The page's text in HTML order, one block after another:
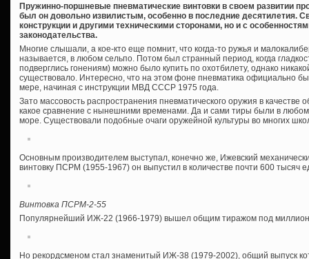
Пружинно-поршневые пневматические винтовки в своем развитии
был он довольно извилистым, особенно в последние десятилетия.
конструкции и другими техническими сторонами, но и с
законодательства.
Многие слышали, а кое-кто еще помнит, что когда-то ружья и
называется, в любом сельпо. Потом был странный период, когда
подверглись гонениям) можно было купить по охотбилету, однако
существовало. Интересно, что на этом фоне пневматика официально
мере, начиная с инструкции МВД СССР 1975 года.
Зато массовость распространения пневматического оружия в качестве
какое сравнение с нынешними временами. Да и сами тиры были в
море. Существовали подобные очаги оружейной культуры во многих
Основным производителем выступал, конечно же, Ижевский
винтовку ПСРМ (1955-1967) он выпустил в количестве почти 600 тысяч
Винтовка ПСРМ-2-55
Популярнейший ИЖ-22 (1966-1979) вышел общим тиражом под
Но рекордсменом стал знаменитый ИЖ-38 (1979-2002), общий выпуск